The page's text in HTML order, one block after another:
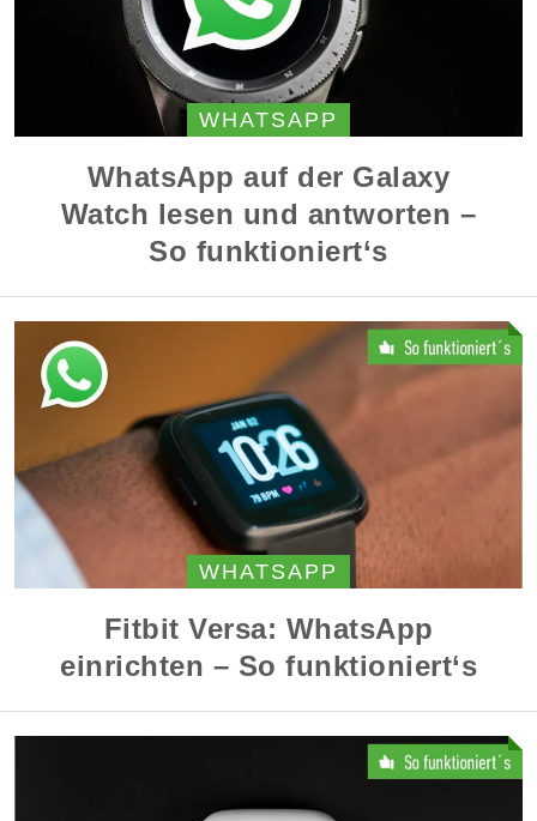
WHATSAPP
WhatsApp auf der Galaxy
Watch lesen und antworten –
So funktioniert‘s
WHATSAPP
Fitbit Versa: WhatsApp
einrichten – So funktioniert‘s